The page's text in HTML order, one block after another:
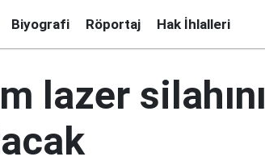
Biyografi Röportaj Hak İhlalleri
lazer silahını